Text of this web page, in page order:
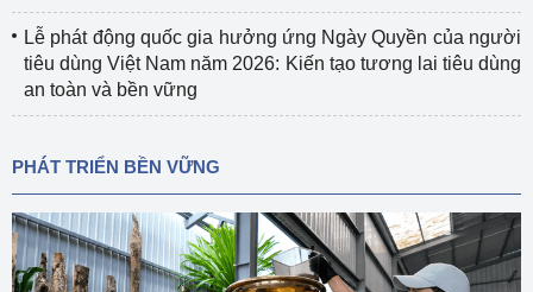
Lễ phát động quốc gia hưởng ứng Ngày Quyền của người
tiêu dùng Việt Nam năm 2026: Kiến tạo tương lai tiêu dùng
an toàn và bền vững
PHÁT TRIỂN BỀN VỮNG